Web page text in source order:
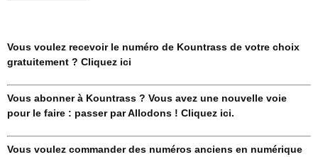
Vous voulez recevoir le numéro de Kountrass de votre choix
gratuitement ? Cliquez ici
Vous abonner à Kountrass ? Vous avez une nouvelle voie
pour le faire : passer par Allodons ! Cliquez ici.
Vous voulez commander des numéros anciens en numérique